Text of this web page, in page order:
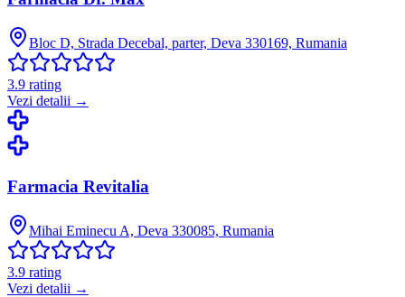
Bloc D, Strada Decebal, parter, Deva 330169, Rumania
3.9 rating
Vezi detalii →
Farmacia Revitalia
Mihai Eminecu A, Deva 330085, Rumania
3.9 rating
Vezi detalii →